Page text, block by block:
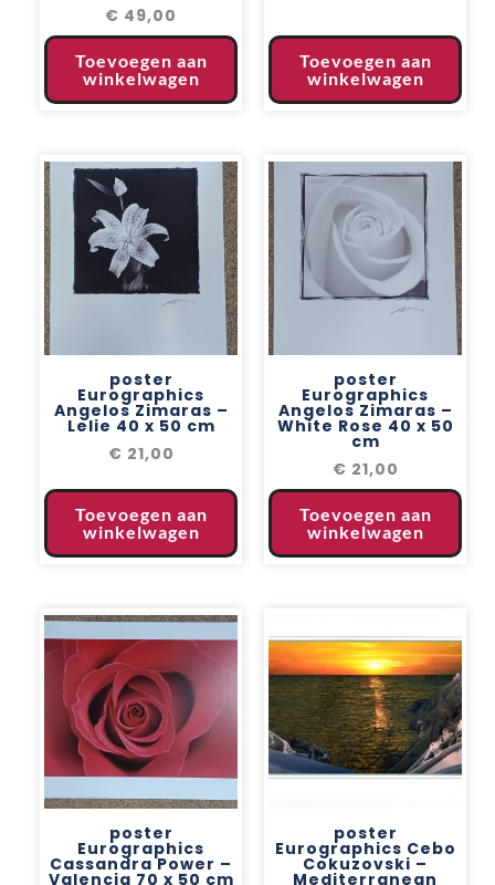
€ 49,00
Toevoegen aan
winkelwagen
Toevoegen aan
winkelwagen
poster
Eurographics
Angelos Zimaras –
Lelie 40 x 50 cm
€ 21,00
Toevoegen aan
winkelwagen
poster
Eurographics
Angelos Zimaras –
White Rose 40 x 50
cm
€ 21,00
Toevoegen aan
winkelwagen
poster
Eurographics
Cassandra Power –
Valencia 70 x 50 cm
poster
Eurographics Cebo
Cokuzovski –
Mediterranean